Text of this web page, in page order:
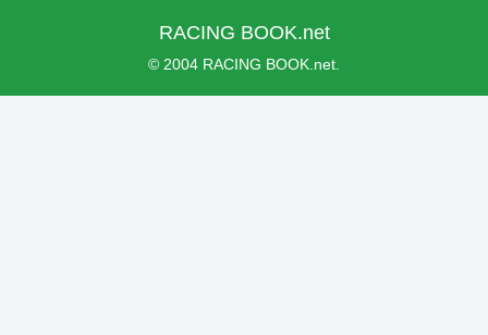
RACING BOOK.net
© 2004 RACING BOOK.net.